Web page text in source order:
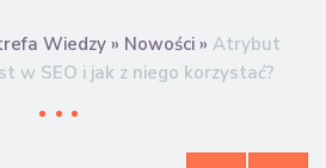
Wiedzy » Nowości » Atrybut
w SEO i jak z niego korzystać?